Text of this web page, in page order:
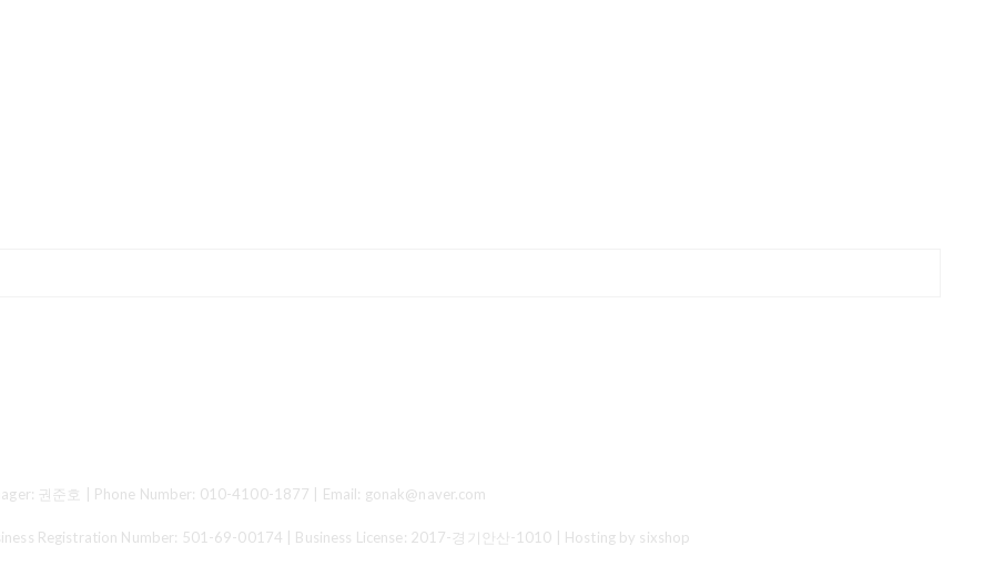
권준호 | Phone Number: 010-4100-1877 | Email: gonak@naver.com
Registration Number: 501-69-00174 | Business License: 2017-경기안산-1010 | Hosting by sixshop